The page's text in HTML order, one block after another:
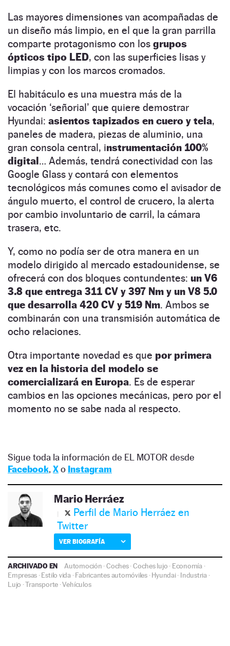
Las mayores dimensiones van acompañadas de
un diseño más limpio, en el que la gran parrilla
comparte protagonismo con los grupos
ópticos tipo LED, con las superficies lisas y
limpias y con los marcos cromados.
El habitáculo es una muestra más de la
vocación ‘señorial’ que quiere demostrar
Hyundai: asientos tapizados en cuero y tela,
paneles de madera, piezas de aluminio, una
gran consola central, instrumentación 100%
digital… Además, tendrá conectividad con las
Google Glass y contará con elementos
tecnológicos más comunes como el avisador de
ángulo muerto, el control de crucero, la alerta
por cambio involuntario de carril, la cámara
trasera, etc.
Y, como no podía ser de otra manera en un
modelo dirigido al mercado estadounidense, se
ofrecerá con dos bloques contundentes: un V6
3.8 que entrega 311 CV y 397 Nm y un V8 5.0
que desarrolla 420 CV y 519 Nm. Ambos se
combinarán con una transmisión automática de
ocho relaciones.
Otra importante novedad es que por primera
vez en la historia del modelo se
comercializará en Europa. Es de esperar
cambios en las opciones mecánicas, pero por el
momento no se sabe nada al respecto.
Sigue toda la información de EL MOTOR desde
Facebook, Xo Instagram
Mario Herráez
Perfil de Mario Herráez en
Twitter
VER BIOGRAFÍA
ARCHIVADO EN Automoción ·Coches·Coches lujo · Economía·
Empresas ·Estilo vida·Fabricantes automóviles ·Hyundai· Industria·
Lujo ·Transporte ·Vehículos